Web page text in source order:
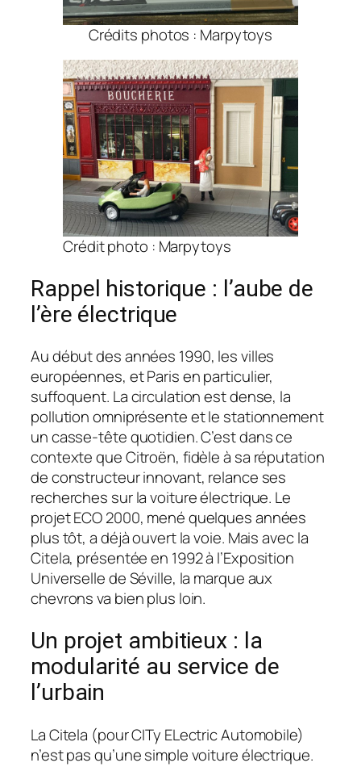
Crédits photos : Marpytoys
Crédit photo : Marpytoys
Rappel historique : l’aube de
l’ère électrique
Au début des années 1990, les villes
européennes, et Paris en particulier,
suffoquent. La circulation est dense, la
pollution omniprésente et le stationnement
un casse-tête quotidien. C’est dans ce
contexte que Citroën, fidèle à sa réputation
de constructeur innovant, relance ses
recherches sur la voiture électrique. Le
projet ECO 2000, mené quelques années
plus tôt, a déjà ouvert la voie. Mais avec la
Citela, présentée en 1992 à l’Exposition
Universelle de Séville, la marque aux
chevrons va bien plus loin.
Un projet ambitieux : la
modularité au service de
l’urbain
La Citela (pour CITy ELectric Automobile)
n’est pas qu’une simple voiture électrique.